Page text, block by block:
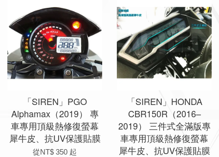
「SIREN」PGO
Alphamax（2019） 專
車專用頂級熱修復螢幕
犀牛皮、抗UV保護貼膜
從NT$ 350 起
「SIREN」HONDA
CBR150R（2016–
2019） 三件式全滿版專
車專用頂級熱修復螢幕
犀牛皮、抗UV保護貼膜